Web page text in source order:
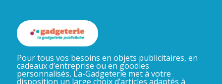
Pour tous vos besoins en objets publicitaires, en
cadeaux d’entreprise ou en goodies
personnalisés, La-Gadgeterie met à votre
disposition un large choix d’articles adaptés à